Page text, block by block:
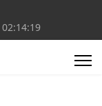
02:14:19